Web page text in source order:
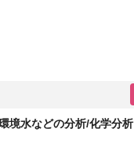
境水などの分析/化学分析